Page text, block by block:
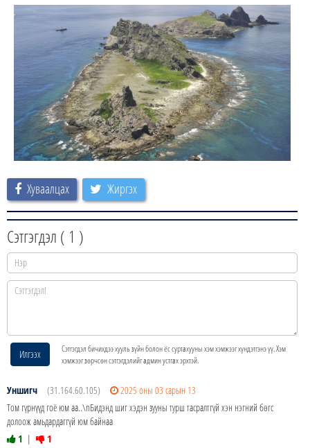
Хуваалцах Жиргэх
Сэтгэгдэл ( 1 )
Илгээх
Сэтгэгдэл бичихдээ хууль зүйн болон ёс суртахууны хэм хэмжээг хүндэтгэнэ үү. Хэм
хэмжээг зөрчсөн сэтгэгдэлийг админ устгах эрхтэй.
Уншигч (31.164.60.105)
2025 оны 03 сарын 13
Том гүрнүүд гоё юм аа..\nБидэнд шиг хэдэн зууны турш тасралтгүй хэн нэгний бөгс
долоож амьдардаггүй юм байнаа
1 | 1